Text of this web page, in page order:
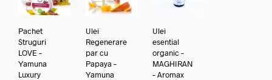
Pachet
Struguri
LOVE –
Yamuna
Luxury
Ulei
Regenerare
par cu
Papaya –
Yamuna
Ulei
esential
organic –
MAGHIRAN
– Aromax